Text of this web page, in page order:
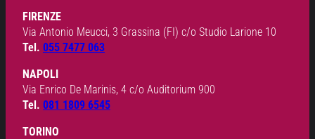
FIRENZE
Via Antonio Meucci, 3 Grassina (FI) c/o Studio Larione 10
Tel. 055 7477 063
NAPOLI
Via Enrico De Marinis, 4 c/o Auditorium 900
Tel. 081 1809 6545
TORINO